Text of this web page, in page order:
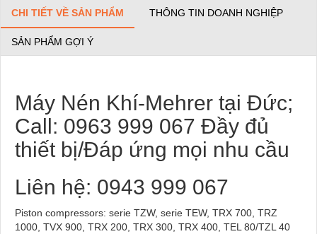
CHI TIẾT VỀ SẢN PHẨM THÔNG TIN DOANH NGHIỆP
SẢN PHẨM GỢI Ý
Máy Nén Khí-Mehrer tại Đức;
Call: 0963 999 067 Đầy đủ
thiết bị/Đáp ứng mọi nhu cầu
Liên hệ: 0943 999 067
Piston compressors: serie TZW, serie TEW, TRX 700, TRZ
1000, TVX 900, TRX 200, TRX 300, TRX 400, TEL 80/TZL 40